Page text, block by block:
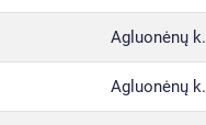
Agluonėnų k.
Agluonėnų k.